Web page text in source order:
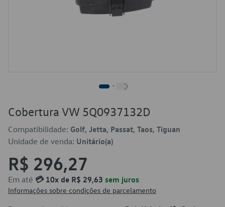
Cobertura VW 5Q0937132D
Compatibilidade: Golf, Jetta, Passat, Taos, Tiguan
Unidade de venda: Unitário(a)
R$ 296,27
Em até 💳 10x de R$ 29,63 sem juros
Informações sobre condições de parcelamento